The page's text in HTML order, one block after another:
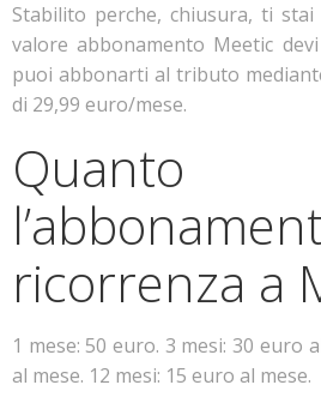
Stabilito perche, chiusura, ti
valore abbonamento Meetic
puoi abbonarti al tributo
di 29,99 euro/mese.
ricorrenza a
1 mese: 50 euro. 3 mesi: 30 euro
al mese. 12 mesi: 15 euro al mese.